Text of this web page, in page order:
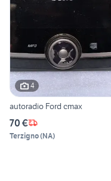
4
autoradio Ford cmax
70 €
Terzigno(NA)